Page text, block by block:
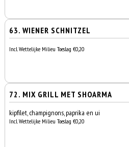
63. WIENER SCHNITZEL
Incl. Wettelijke Milieu Toeslag €0,20
72. MIX GRILL MET SHOARMA
kipfilet, champignons, paprika en ui
Incl. Wettelijke Milieu Toeslag €0,20